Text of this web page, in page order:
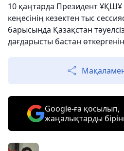
10 қаңтарда Президент ҰҚШҰ
кеңесінің кезектен тыс
барысында Қазақстан
дағдарысты бастан
Google-ға қосылып,
жаңалықтарды